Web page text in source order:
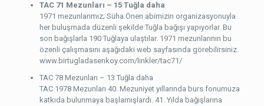
TAC 71 Mezunları – 15 Tuğla daha
1971 mezunlarımız; Süha Önen abimizin organizasyonuyla
her buluşmada düzenli şekilde Tuğla bağışı yapıyorlar. Bu
son bağışlarla 190 Tuğlaya ulaştılar. 1971 mezunlarının bu
özenli çalışmasını aşağıdaki web sayfasında görebilirsiniz.
www.birtugladasenkoy.com/linkler/tac71/
TAC 78 Mezunları – 13 Tuğla daha
TAC 1978 Mezunları 40. Mezuniyet yıllarında burs fonumuza
katkıda bulunmaya başlamışlardı. 41. Yılda bağışlarına